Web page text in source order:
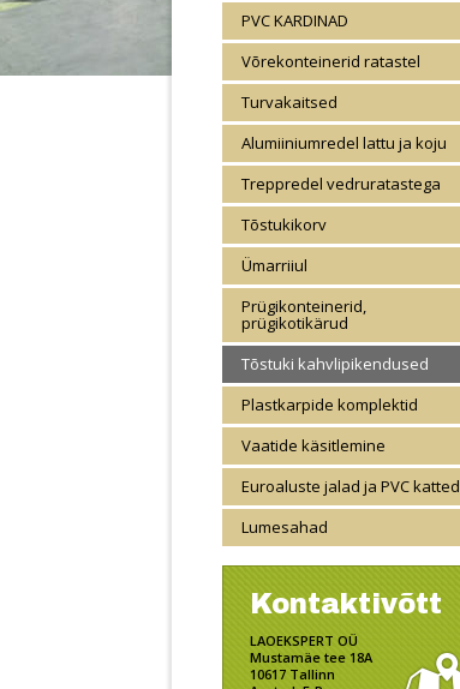
PVC KARDINAD
Võrekonteinerid ratastel
Turvakaitsed
Alumiiniumredel lattu ja koju
Treppredel vedruratastega
Tõstukikorv
Ümarriiul
Prügikonteinerid,
prügikotikärud
Tõstuki kahvlipikendused
Plastkarpide komplektid
Vaatide käsitlemine
Euroaluste jalad ja PVC katted
Lumesahad
Kontaktivõtt
LAOEKSPERT OÜ
Mustamäe tee 18A
10617 Tallinn